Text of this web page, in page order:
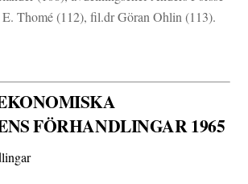
Thomé (112), fil.dr Göran Ohlin (113).
FÖRHANDLINGAR 1965